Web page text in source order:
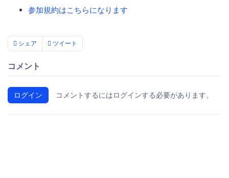
参加規約はこちらになります
シェア ツイート
コメント
ログイン コメントするにはログインする必要があります。